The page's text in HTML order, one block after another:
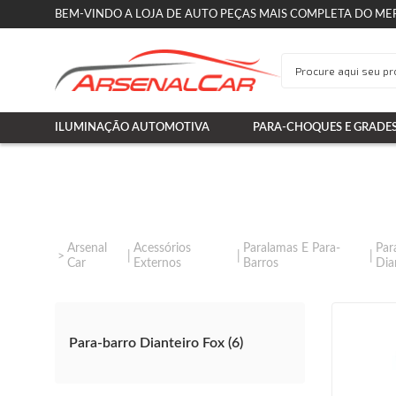
BEM-VINDO A LOJA DE AUTO PEÇAS MAIS COMPLETA DO
ILUMINAÇÃO AUTOMOTIVA PARA-CHOQUES E
Arsenal
Car
Acessórios
Externos
Paralamas E Para-
Barros
Para-barro Dianteiro Fox (6)